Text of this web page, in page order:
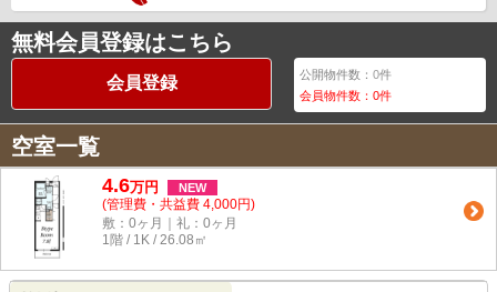
無料会員登録はこちら
会員登録 公開物件数：0件
会員物件数：0件
空室一覧
4.6万円 NEW
(管理費・共益費 4,000円)
敷：0ヶ月｜礼：0ヶ月
1階 / 1K / 26.08㎡